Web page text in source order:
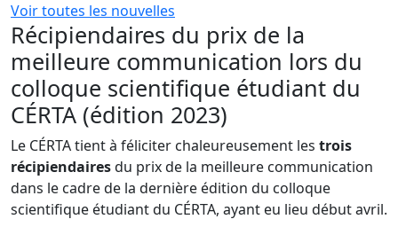
Voir toutes les nouvelles
Récipiendaires du prix de la
meilleure communication lors du
colloque scientifique étudiant du
CÉRTA (édition 2023)
Le CÉRTA tient à féliciter chaleureusement les trois
récipiendairesdu prix de la meilleure communication
dans le cadre de la dernière édition du colloque
scientifique étudiant du CÉRTA, ayant eu lieu début avril.